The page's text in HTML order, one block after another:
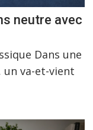
neutre avec
Dans une
va-et-vient